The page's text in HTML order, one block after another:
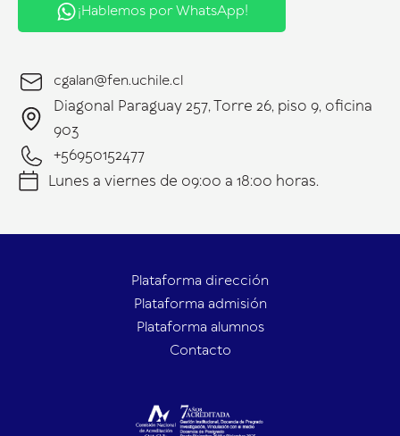
¡Hablemos por WhatsApp!
cgalan@fen.uchile.cl
Diagonal Paraguay 257, Torre 26, piso 9, oficina
903
+56950152477
Lunes a viernes de 09:00 a 18:00 horas.
Plataforma dirección
Plataforma admisión
Plataforma alumnos
Contacto